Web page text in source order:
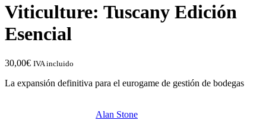
Viticulture: Tuscany Edición
Esencial
30,00€ IVA incluido
La expansión definitiva para el eurogame de gestión de bodegas
Alan Stone